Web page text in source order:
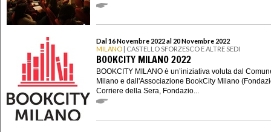
Dal 16 Novembre 2022 al 20 Novembre 2022
MILANO | CASTELLO SFORZESCO E ALTRE SEDI
BOOKCITY MILANO 2022
BOOKCITY MILANO è un’iniziativa voluta dal
Milano e dall'Associazione BookCity Milano
Corriere della Sera, Fondazio...